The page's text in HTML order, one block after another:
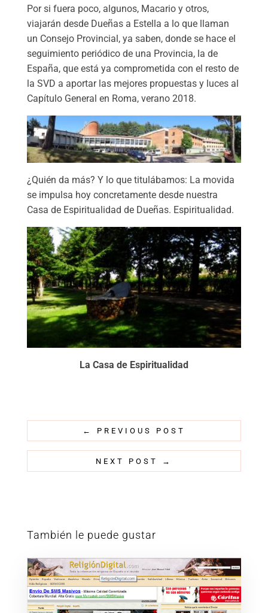
Por si fuera poco, algunos, Macario y otros,
viajarán desde Dueñas a Estella a lo que llaman
un Consejo Provincial, ya saben, donde se hace el
seguimiento periódico de una Provincia, la de
España, que está ya comprometida con el resto de
la SVD a aportar las mejores propuestas y luces al
Capítulo General en Roma, verano 2018.
¿Quién da más? Y lo que titulábamos: La movida
se impulsa hoy concretamente desde nuestra
Casa de Espiritualidad de Dueñas. Espiritualidad.
La Casa de Espiritualidad
← PREVIOUS POST
NEXT POST →
También le puede gustar